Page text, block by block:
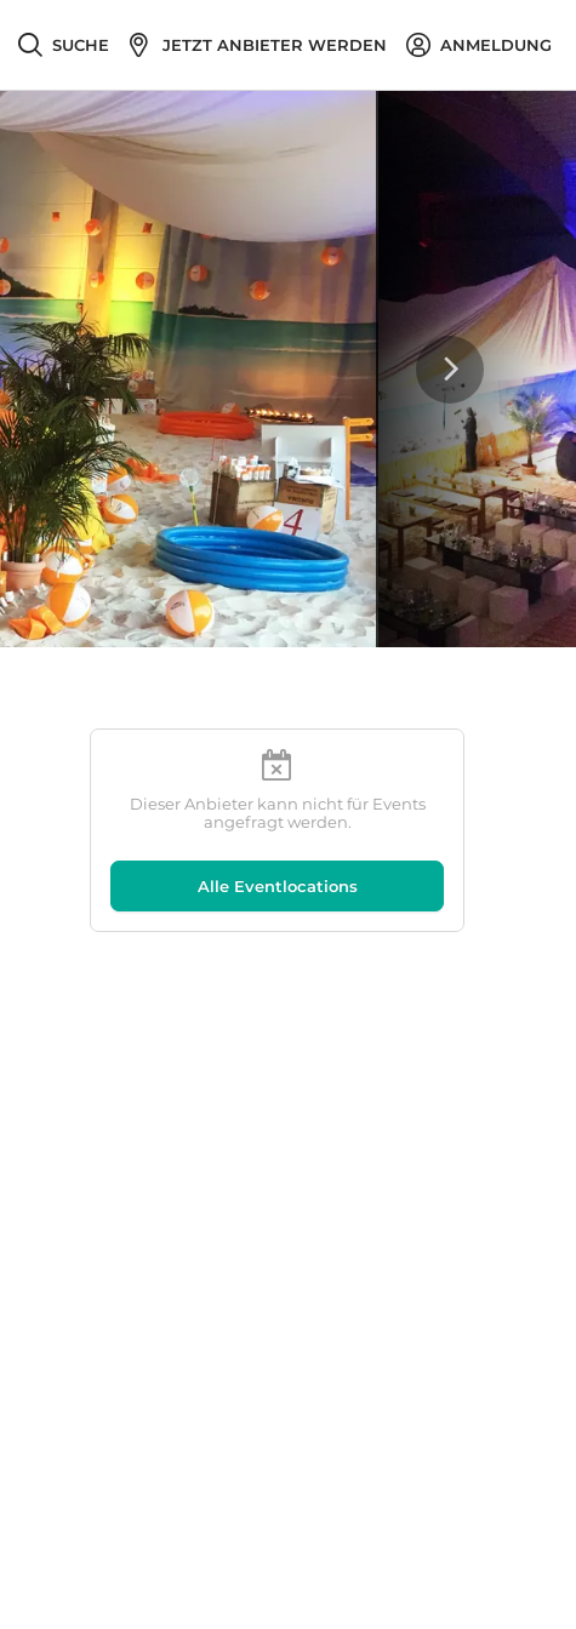
SUCHE JETZT ANBIETER WERDEN ANMELDUNG
Dieser Anbieter kann nicht für Events
angefragt werden.
Alle Eventlocations